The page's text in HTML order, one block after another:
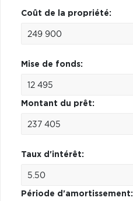
Coût de la propriété:
Mise de fonds:
Montant du prêt:
Taux d'intérêt:
Période d'amortissement: